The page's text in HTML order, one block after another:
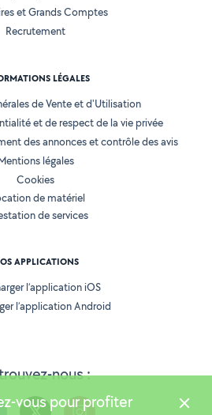
nous :
et Grands Comptes
Recrutement
LÉGALES
de Vente et d'Utilisation
et de respect de la vie privée
des annonces et contrôle des avis
légales
Cookies
de matériel
de services
APPLICATIONS
l’application iOS
l’application Android
vous pour profiter